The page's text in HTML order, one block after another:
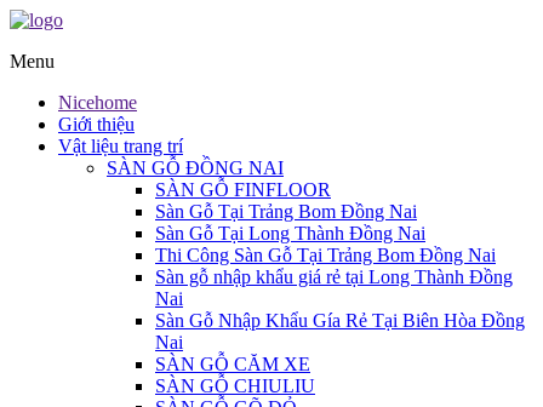
Menu
Nicehome
Giới thiệu
Vật liệu trang trí
SÀN GỖ ĐỒNG NAI
SÀN GỖ FINFLOOR
Sàn Gỗ Tại Trảng Bom Đồng Nai
Sàn Gỗ Tại Long Thành Đồng Nai
Thi Công Sàn Gỗ Tại Trảng Bom Đồng Nai
Sàn gỗ nhập khẩu giá rẻ tại Long Thành Đồng
Nai
Sàn Gỗ Nhập Khẩu Gía Rẻ Tại Biên Hòa Đồng
Nai
SÀN GỖ CĂM XE
SÀN GỖ CHIULIU